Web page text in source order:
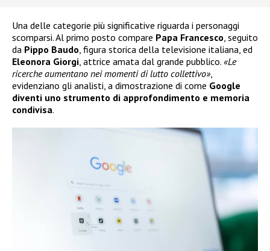
Una delle categorie più significative riguarda i personaggi
scomparsi. Al primo posto compare Papa Francesco , seguito
da Pippo Baudo , figura storica della televisione italiana, ed
Eleonora Giorgi , attrice amata dal grande pubblico. «Le
ricerche aumentano nei momenti di lutto collettivo»,
evidenziano gli analisti, a dimostrazione di come Google
diventi uno strumento di approfondimento e memoria
condivisa.